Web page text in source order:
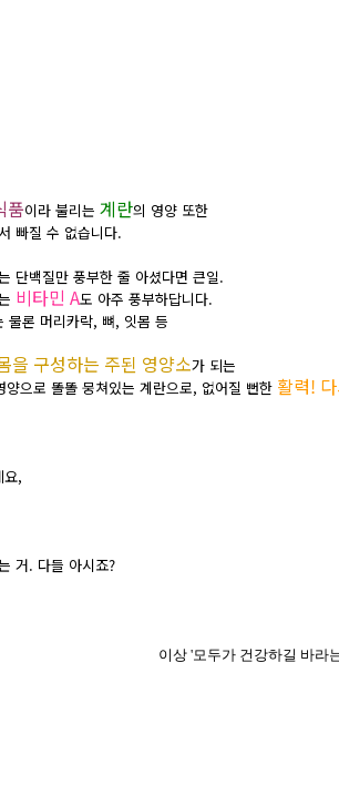
품이라 불리는 계란의 영양 또한
빠질 수 없습니다.
단백질만 풍부한 줄 아셨다면 큰일.
비타민 A도 아주 풍부하답니다.
물론 머리카락, 뼈, 잇몸 등
을 구성하는 주된 영양소가 되는
양으로 똘똘 뭉쳐있는 계란으로, 없어질 뻔한 활력!
요,
거. 다들 아시죠?
이상 '모두가 건강하길 바라